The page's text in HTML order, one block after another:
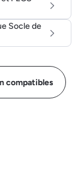
Socle de
compatibles